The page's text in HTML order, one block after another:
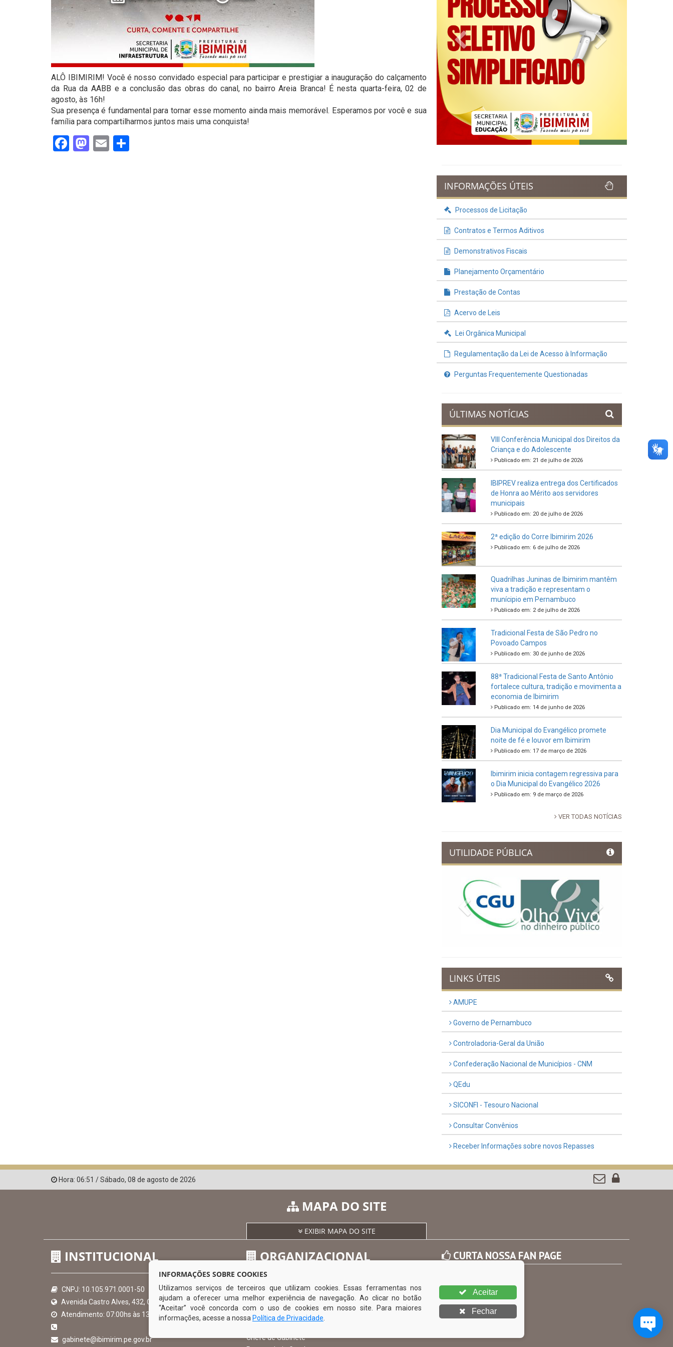
ALÔ IBIMIRIM! Você é nosso convidado especial para participar e prestigiar a inauguração do calçamento
da Rua da AABB e a conclusão das obras do canal, no bairro Areia Branca! É nesta quarta-feira, 02 de
agosto, às 16h!
Sua presença é fundamental para tornar esse momento ainda mais memorável. Esperamos por você e sua
família para compartilharmos juntos mais uma conquista!
Facebook
Mastodon
Email
Previous Next
INFORMAÇÕES ÚTEIS
Processos de Licitação
Contratos e Termos Aditivos
Demonstrativos Fiscais
Planejamento Orçamentário
Prestação de Contas
Acervo de Leis
Lei Orgânica Municipal
Regulamentação da Lei de Acesso à Informação
Perguntas Frequentemente Questionadas
ÚLTIMAS NOTÍCIAS
VIII Conferência Municipal dos Direitos da
Criança e do Adolescente
Publicado em: 21 de julho de 2026
IBIPREV realiza entrega dos Certificados
de Honra ao Mérito aos servidores
municipais
Publicado em: 20 de julho de 2026
2ª edição do Corre Ibimirim 2026
Publicado em: 6 de julho de 2026
Quadrilhas Juninas de Ibimirim mantêm
viva a tradição e representam o
munícipio em Pernambuco
Publicado em: 2 de julho de 2026
Tradicional Festa de São Pedro no
Povoado Campos
Publicado em: 30 de junho de 2026
88ª Tradicional Festa de Santo Antônio
fortalece cultura, tradição e movimenta a
economia de Ibimirim
Publicado em: 14 de junho de 2026
Dia Municipal do Evangélico promete
noite de fé e louvor em Ibimirim
Publicado em: 17 de março de 2026
Ibimirim inicia contagem regressiva para
o Dia Municipal do Evangélico 2026
Publicado em: 9 de março de 2026
VER TODAS NOTÍCIAS
UTILIDADE PÚBLICA
Previous
LINKS ÚTEIS
AMUPE
Governo de Pernambuco
Controladoria-Geral da União
Confederação Nacional de Municípios - CNM
QEdu
SICONFI - Tesouro Nacional
Consultar Convênios
Receber Informações sobre novos Repasses
Hora: 06:51 /Sábado, 08 de agosto de 2026
MAPA DO SITE
EXIBIR MAPA DO SITE
INSTITUCIONAL
CNPJ: 10.105.971.0001-50
Avenida Castro Alves, 432, Centro - CEP: 56-580-000
Atendimento: 07:00hs às 13:00hs
gabinete@ibimirim.pe.gov.br
ORGANIZACIONAL
O Prefeito
Vice Prefeito
Ouvidoria Municipal
Chefe de Gabinete
CURTA NOSSA FAN PAGE
INFORMAÇÕES SOBRE COOKIES
Utilizamos serviços de terceiros que utilizam cookies. Essas ferramentas nos
ajudam a oferecer uma melhor experiência de navegação. Ao clicar no botão
“Aceitar” você concorda com o uso de cookies em nosso site. Para maiores
informações, acesse a nossa Política de Privacidade
Aceitar
Fechar